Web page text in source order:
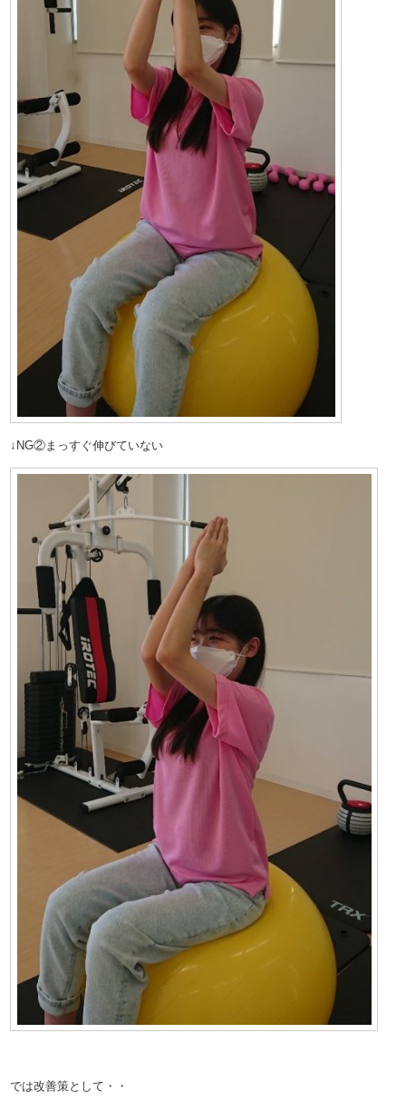
↓NG②まっすぐ伸びていない
では改善策として・・